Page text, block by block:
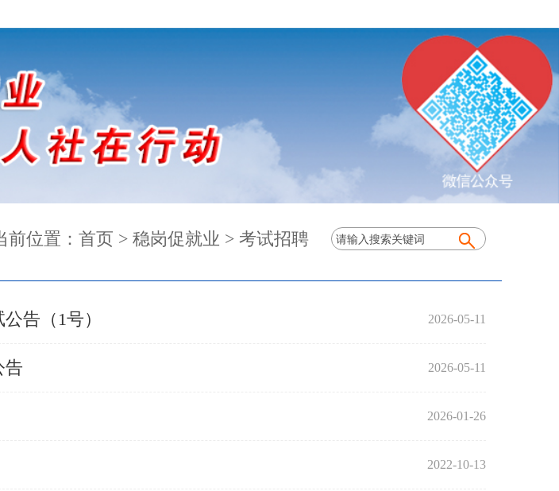
前位置： 首页 > 稳岗促就业 > 考试招聘
告（1号） 2026-05-11
告 2026-05-11
2026-01-26
2022-10-13